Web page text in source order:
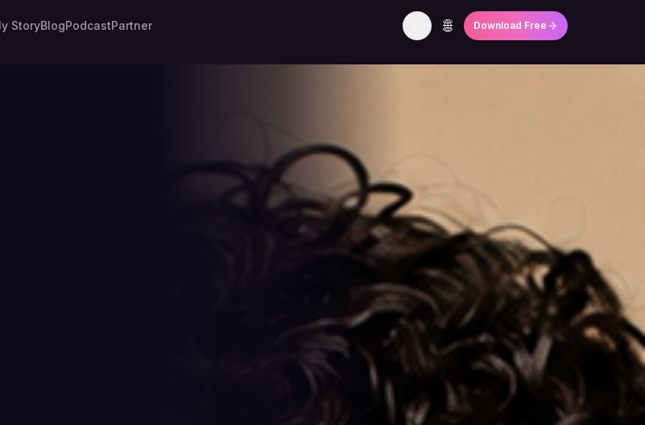
StoryBlogPodcastPartner 🌐 Download Free